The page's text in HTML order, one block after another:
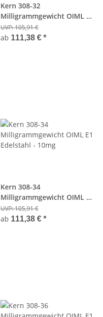
Kern 308-32
Milligrammgewicht OIML E1
Edelstahl - 2mg
UVP:105,91 €
ab 111,38 € *
Kern 308-34
Milligrammgewicht OIML E1
Edelstahl - 10mg
UVP:105,91 €
ab 111,38 € *